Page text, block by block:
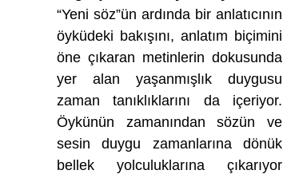
“Yeni söz”ün ardında bir anlatıcının
öyküdeki bakışını, anlatım biçimini
öne çıkaran metinlerin dokusunda
yer alan yaşanmışlık duygusu
zaman tanıklıklarını da içeriyor.
Öykünün zamanından sözün ve
sesin duygu zamanlarına dönük
bellek yolculuklarına çıkarıyor